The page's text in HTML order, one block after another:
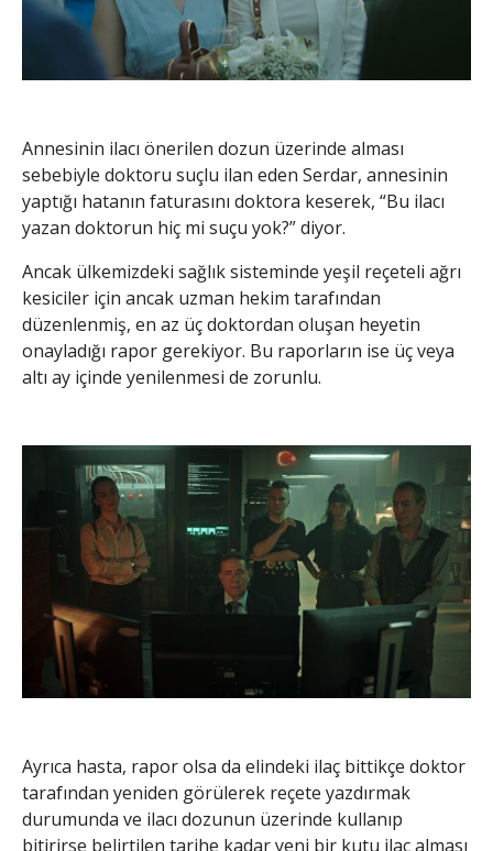
Annesinin ilacı önerilen dozun üzerinde alması
sebebiyle doktoru suçlu ilan eden Serdar, annesinin
yaptığı hatanın faturasını doktora keserek, “Bu ilacı
yazan doktorun hiç mi suçu yok?” diyor.
Ancak ülkemizdeki sağlık sisteminde yeşil reçeteli ağrı
kesiciler için ancak uzman hekim tarafından
düzenlenmiş, en az üç doktordan oluşan heyetin
onayladığı rapor gerekiyor. Bu raporların ise üç veya
altı ay içinde yenilenmesi de zorunlu.
Ayrıca hasta, rapor olsa da elindeki ilaç bittikçe doktor
tarafından yeniden görülerek reçete yazdırmak
durumunda ve ilacı dozunun üzerinde kullanıp
bitirirse belirtilen tarihe kadar yeni bir kutu ilaç alması